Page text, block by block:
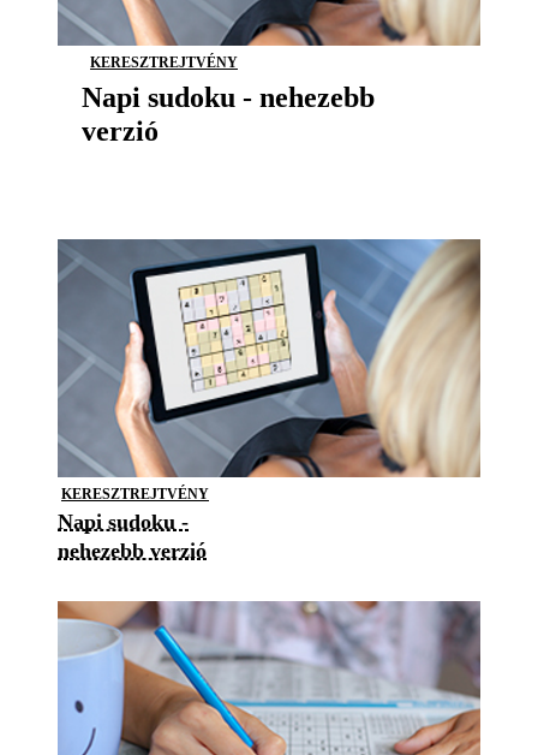
KERESZTREJTVÉNY
Napi sudoku - nehezebb
verzió
KERESZTREJTVÉNY
Napi sudoku -
nehezebb verzió